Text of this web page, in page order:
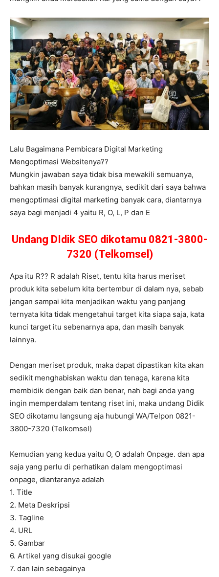
Lalu Bagaimana Pembicara Digital Marketing
Mengoptimasi Websitenya??
Mungkin jawaban saya tidak bisa mewakili semuanya,
bahkan masih banyak kurangnya, sedikit dari saya bahwa
mengoptimasi digital marketing banyak cara, diantarnya
saya bagi menjadi 4 yaitu R, O, L, P dan E
Undang DIdik SEO dikotamu 0821-3800-
7320 (Telkomsel)
Apa itu R?? R adalah Riset, tentu kita harus meriset
produk kita sebelum kita bertembur di dalam nya, sebab
jangan sampai kita menjadikan waktu yang panjang
ternyata kita tidak mengetahui target kita siapa saja, kata
kunci target itu sebenarnya apa, dan masih banyak
lainnya.
Dengan meriset produk, maka dapat dipastikan kita akan
sedikit menghabiskan waktu dan tenaga, karena kita
membidik dengan baik dan benar, nah bagi anda yang
ingin memperdalam tentang riset ini, maka undang Didik
SEO dikotamu langsung aja hubungi WA/Telpon 0821-
3800-7320 (Telkomsel)
Kemudian yang kedua yaitu O, O adalah Onpage. dan apa
saja yang perlu di perhatikan dalam mengoptimasi
onpage, diantaranya adalah
1. Title
2. Meta Deskripsi
3. Tagline
4. URL
5. Gambar
6. Artikel yang disukai google
7. dan lain sebagainya